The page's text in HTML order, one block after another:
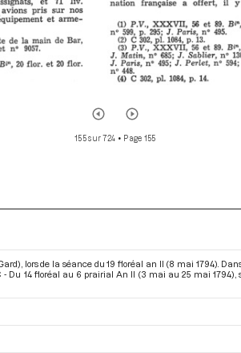
155 sur 724 • Page 155
lors de la séance du 19 floréal an II (8 mai 1794).
Du 14 floréal au 6 prairial An II (3 mai au 25 mai 1794)